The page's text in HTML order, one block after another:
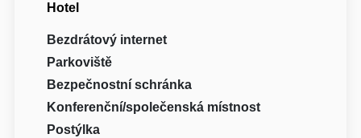
Hotel
Bezdrátový internet
Parkoviště
Bezpečnostní schránka
Konferenční/společenská místnost
Postýlka